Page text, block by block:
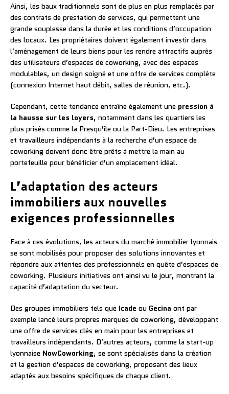
Ainsi, les baux traditionnels sont de plus en plus remplacés par
des contrats de prestation de services, qui permettent une
grande souplesse dans la durée et les conditions d’occupation
des locaux. Les propriétaires doivent également investir dans
l’aménagement de leurs biens pour les rendre attractifs auprès
des utilisateurs d’espaces de coworking, avec des espaces
modulables, un design soigné et une offre de services complète
(connexion Internet haut débit, salles de réunion, etc.).
Cependant, cette tendance entraîne également une pression à
la hausse sur les loyers, notamment dans les quartiers les
plus prisés comme la Presqu’île ou la Part-Dieu. Les entreprises
et travailleurs indépendants à la recherche d’un espace de
coworking doivent donc être prêts à mettre la main au
portefeuille pour bénéficier d’un emplacement idéal.
L’adaptation des acteurs
immobiliers aux nouvelles
exigences professionnelles
Face à ces évolutions, les acteurs du marché immobilier lyonnais
se sont mobilisés pour proposer des solutions innovantes et
répondre aux attentes des professionnels en quête d’espaces de
coworking. Plusieurs initiatives ont ainsi vu le jour, montrant la
capacité d’adaptation du secteur.
Des groupes immobiliers tels que Icade ou Gecina ont par
exemple lancé leurs propres marques de coworking, développant
une offre de services clés en main pour les entreprises et
travailleurs indépendants. D’autres acteurs, comme la start-up
lyonnaise NowCoworking, se sont spécialisés dans la création
et la gestion d’espaces de coworking, proposant des lieux
adaptés aux besoins spécifiques de chaque client.